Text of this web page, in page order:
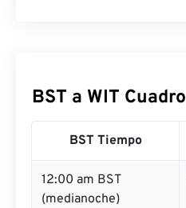
BST a WIT Cuadro
BST Tiempo
12:00 am BST
(medianoche)